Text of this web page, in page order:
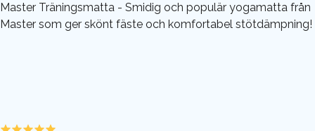
Master Träningsmatta - Smidig och populär yogamatta från
Master som ger skönt fäste och komfortabel stötdämpning!